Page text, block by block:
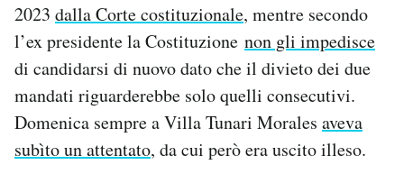
2023 dalla Corte costituzionale, mentre secondo
l’ex presidente la Costituzione non gli impedisce
di candidarsi di nuovo dato che il divieto dei due
mandati riguarderebbe solo quelli consecutivi.
Domenica sempre a Villa Tunari Morales aveva
subìto un attentato, da cui però era uscito illeso.